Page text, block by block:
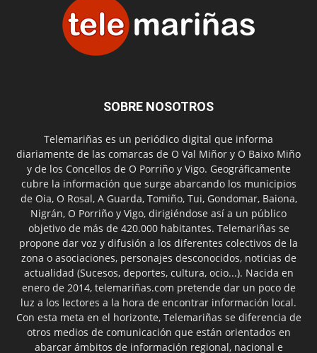
SOBRE NOSOTROS
Telemariñas es un periódico digital que informa
diariamente de las comarcas de O Val Miñor y O Baixo Miño
y de los Concellos de O Porriño y Vigo. Geográficamente
cubre la información que surge abarcando los municipios
de Oia, O Rosal, A Guarda, Tomiño, Tui, Gondomar, Baiona,
Nigrán, O Porriño y Vigo, dirigiéndose así a un público
objetivo de más de 420.000 habitantes. Telemariñas se
propone dar voz y difusión a los diferentes colectivos de la
zona o asociaciones, personajes desconocidos, noticias de
actualidad (Sucesos, deportes, cultura, ocio...). Nacida en
enero de 2014, telemariñas.com pretende dar un poco de
luz a los lectores a la hora de encontrar información local.
Con esta meta en el horizonte, Telemariñas se diferencia de
otros medios de comunicación que están orientados en
abarcar ámbitos de información regional, nacional e